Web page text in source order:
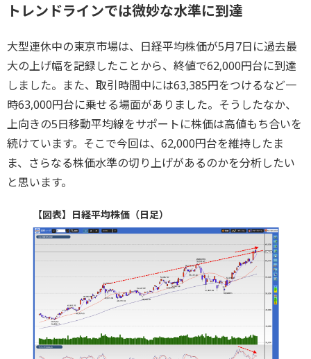
トレンドラインでは微妙な水準に到達
大型連休中の東京市場は、日経平均株価が5月7日に過去最
大の上げ幅を記録したことから、終値で62,000円台に到達
しました。また、取引時間中には63,385円をつけるなど一
時63,000円台に乗せる場面がありました。そうしたなか、
上向きの5日移動平均線をサポートに株価は高値もち合いを
続けています。そこで今回は、62,000円台を維持したま
ま、さらなる株価水準の切り上げがあるのかを分析したい
と思います。
【図表】日経平均株価（日足）